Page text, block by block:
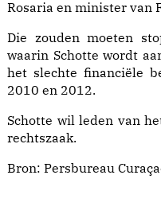
Rosaria en minister van
Die zouden moeten
waarin Schotte wordt
het slechte financiële
2010 en 2012.
Schotte wil leden van
rechtszaak.
Bron: Persbureau